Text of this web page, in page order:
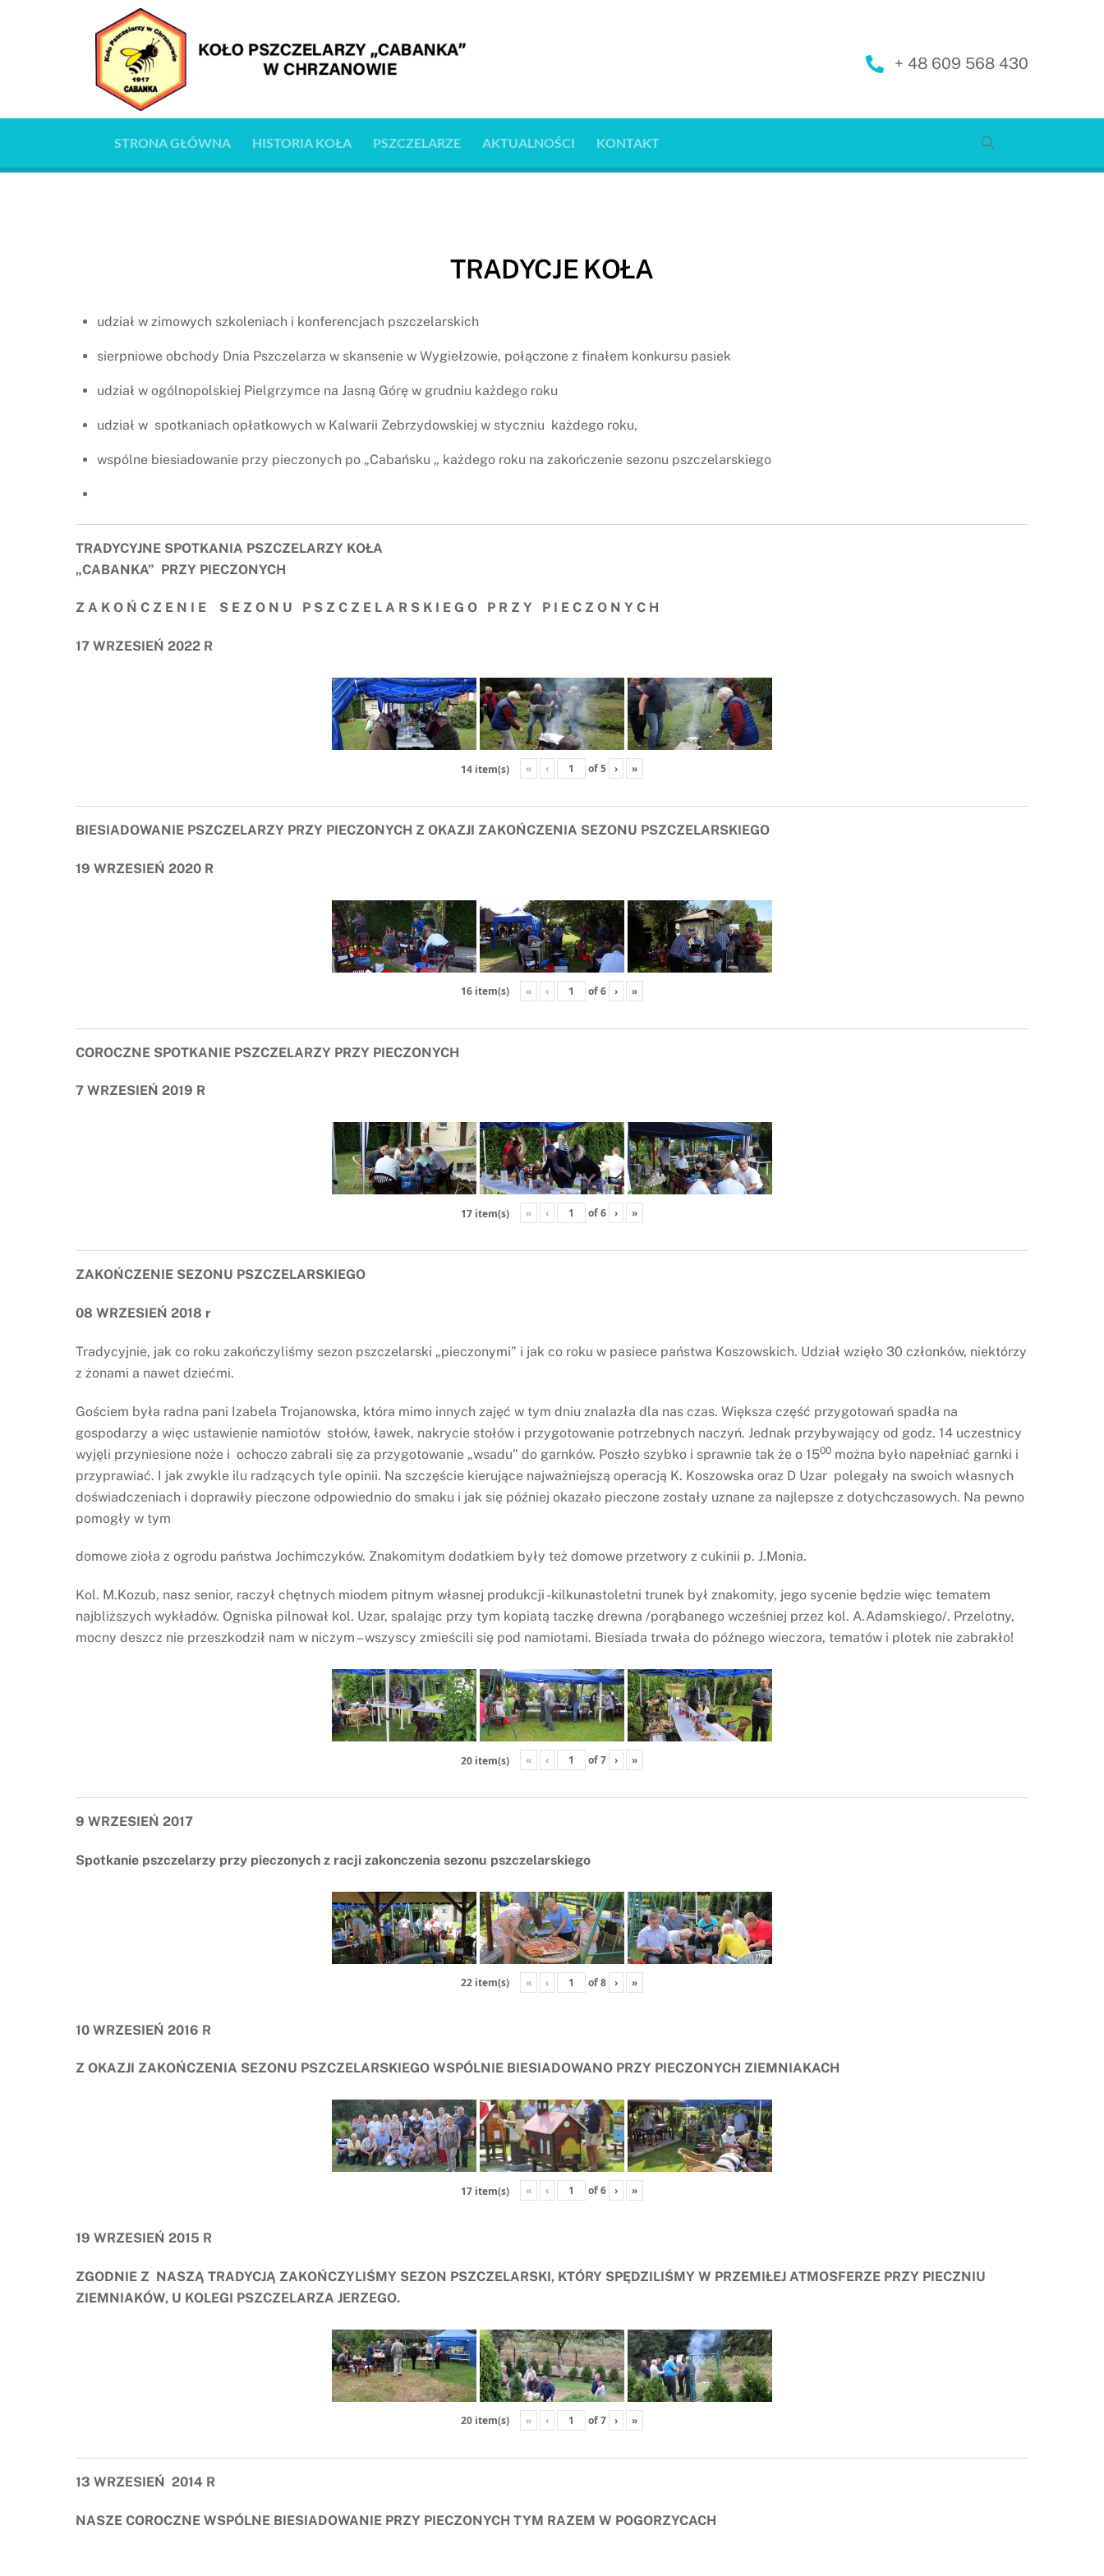
+ 48 609 568 430
STRONA GŁÓWNA HISTORIA KOŁA PSZCZELARZE AKTUALNOŚCI KONTAKT
TRADYCJE KOŁA
udział w zimowych szkoleniach i konferencjach pszczelarskich
sierpniowe obchody Dnia Pszczelarza w skansenie w Wygiełzowie, połączone z finałem konkursu pasiek
udział w ogólnopolskiej Pielgrzymce na Jasną Górę w grudniu każdego roku
udział w spotkaniach opłatkowych w Kalwarii Zebrzydowskiej w styczniu każdego roku,
wspólne biesiadowanie przy pieczonych po „Cabańsku „ każdego roku na zakończenie sezonu pszczelarskiego
TRADYCYJNE SPOTKANIA PSZCZELARZY KOŁA
„CABANKA” PRZY PIECZONYCH
Z A K O Ń C Z E N I E S E Z O N U P S Z C Z E L A R S K I E G O P R Z Y P I E C Z O N Y C H
17 WRZESIEŃ 2022 R
14 item(s) « ‹ of5 › »
BIESIADOWANIE PSZCZELARZY PRZY PIECZONYCH Z OKAZJI ZAKOŃCZENIA SEZONU PSZCZELARSKIEGO
19 WRZESIEŃ 2020 R
16 item(s) « ‹ of6 › »
COROCZNE SPOTKANIE PSZCZELARZY PRZY PIECZONYCH
7 WRZESIEŃ 2019 R
17 item(s) « ‹ of6 › »
ZAKOŃCZENIE SEZONU PSZCZELARSKIEGO
08 WRZESIEŃ 2018 r
Tradycyjnie, jak co roku zakończyliśmy sezon pszczelarski „pieczonymi” i jak co roku w pasiece państwa Koszowskich. Udział wzięło 30 członków, niektórzy
z żonami a nawet dziećmi.
Gościem była radna pani Izabela Trojanowska, która mimo innych zajęć w tym dniu znalazła dla nas czas. Większa część przygotowań spadła na
gospodarzy a więc ustawienie namiotów stołów, ławek, nakrycie stołów i przygotowanie potrzebnych naczyń. Jednak przybywający od godz. 14 uczestnicy
wyjęli przyniesione noże i ochoczo zabrali się za przygotowanie „wsadu” do garnków. Poszło szybko i sprawnie tak że o 1500 można było napełniać garnki i
przyprawiać. I jak zwykle ilu radzących tyle opinii. Na szczęście kierujące najważniejszą operacją K. Koszowska oraz D Uzar polegały na swoich własnych
doświadczeniach i doprawiły pieczone odpowiednio do smaku i jak się później okazało pieczone zostały uznane za najlepsze z dotychczasowych. Na pewno
pomogły w tym
domowe zioła z ogrodu państwa Jochimczyków. Znakomitym dodatkiem były też domowe przetwory z cukinii p. J.Monia.
Kol. M.Kozub, nasz senior, raczył chętnych miodem pitnym własnej produkcji -kilkunastoletni trunek był znakomity, jego sycenie będzie więc tematem
najbliższych wykładów. Ogniska pilnował kol. Uzar, spalając przy tym kopiatą taczkę drewna /porąbanego wcześniej przez kol. A.Adamskiego/. Przelotny,
mocny deszcz nie przeszkodził nam w niczym – wszyscy zmieścili się pod namiotami. Biesiada trwała do późnego wieczora, tematów i plotek nie zabrakło!
20 item(s) « ‹ of7 › »
9 WRZESIEŃ 2017
Spotkanie pszczelarzy przy pieczonych z racji zakonczenia sezonu pszczelarskiego
22 item(s) « ‹ of8 › »
10 WRZESIEŃ 2016 R
Z OKAZJI ZAKOŃCZENIA SEZONU PSZCZELARSKIEGO WSPÓLNIE BIESIADOWANO PRZY PIECZONYCH ZIEMNIAKACH
17 item(s) « ‹ of6 › »
19 WRZESIEŃ 2015 R
ZGODNIE Z NASZĄ TRADYCJĄ ZAKOŃCZYLIŚMY SEZON PSZCZELARSKI, KTÓRY SPĘDZILIŚMY W PRZEMIŁEJ ATMOSFERZE PRZY PIECZNIU
ZIEMNIAKÓW, U KOLEGI PSZCZELARZA JERZEGO.
20 item(s) « ‹ of7 › »
13 WRZESIEŃ 2014 R
NASZE COROCZNE WSPÓLNE BIESIADOWANIE PRZY PIECZONYCH TYM RAZEM W POGORZYCACH